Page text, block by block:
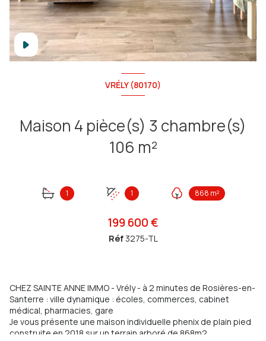
VRÉLY (80170)
Maison 4 pièce(s) 3 chambre(s)
106 m²
1 1 868 m²
199 600 €
Réf 3275-TL
CHEZ SAINTE ANNE IMMO - Vrély - à 2 minutes de Rosières-en-
Santerre : ville dynamique : écoles, commerces, cabinet
médical, pharmacies, gare
Je vous présente une maison individuelle phenix de plain pied
construite en 2018 sur un terrain arboré de 868m2